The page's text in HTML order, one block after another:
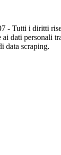
- Tutti i diritti
dati personali
data scraping.